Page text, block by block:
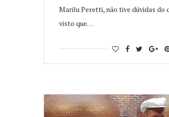
Marilu Peretti, não tive dúvidas do
visto que…